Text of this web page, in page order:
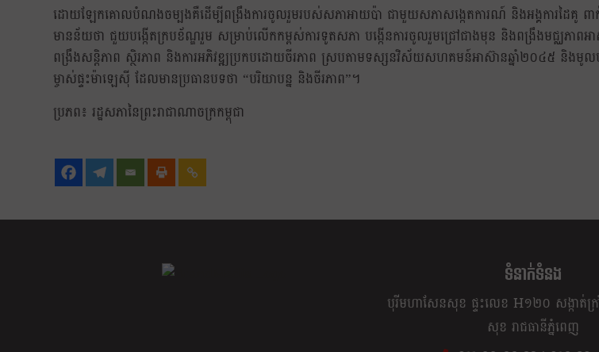
ដោយឡែកគោលបំណងចម្បងគឺដើម្បីពង្រឹងការចូលរួមរបស់សភាអាយប៉ា ជាមួយសភាសង្កេតការណ៍ និងអង្គការដៃគូ ពាក់
មានន័យថា ជួយបង្កើតក្របខ័ណ្ឌរួម សម្រាប់លើកកម្ពស់ការទូតសភា បង្កើនការចូលរួមជ្រៅជាងមុន និងពង្រឹងមជ្ឈភាពអា
ពង្រឹងសន្តិភាព ស្ថិរភាព និងការអភិវឌ្ឍប្រកបដោយចីរភាព ស្របតាមទស្សនវិស័យសហគមន៍អាស៊ានឆ្នាំ២០៤៥ និងមូ
ម្ចាស់ផ្ទះម៉ាឡេស៊ី ដែលមានប្រធានបទថា “បរិយាបន្ន និងចីរភាព”។
ប្រភព៖ រដ្ឋសភានៃព្រះរាជាណាចក្រកម្ពុជា
ទំនាក់ទំនង
បុរីមហាសែនសុខ ផ្ទះលេខ H១២០ សង្កាត់ក្
សុខ រាជធានីភ្នំពេញ